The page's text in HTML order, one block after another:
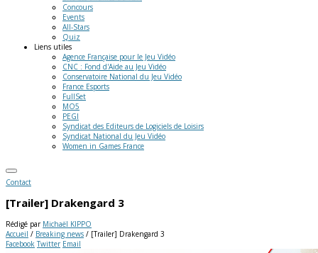
Concours
Events
All-Stars
Quiz
Liens utiles
Agence Française pour le Jeu Vidéo
CNC : Fond d'Aide au Jeu Vidéo
Conservatoire National du Jeu Vidéo
France Esports
FullSet
MO5
PEGI
Syndicat des Editeurs de Logiciels de Loisirs
Syndicat National du Jeu Vidéo
Women in Games France
Contact
[Trailer] Drakengard 3
Rédigé par Michaël KIPPO
Accueil / Breaking news / [Trailer] Drakengard 3
Facebook Twitter Email